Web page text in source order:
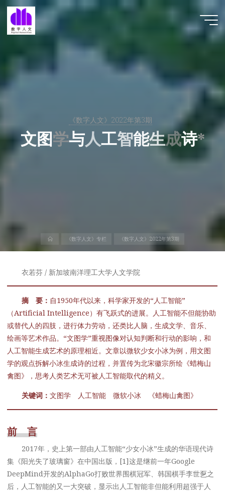
《数字人文》2022年第3期
文图学与人工智能生成诗*
《数字人文》专栏 《数字人文》2022年第3期
衣若芬 / 新加坡南洋理工大学人文学院
摘 要： 自1950年代以来，科学家开发的“人工智能”
（Artificial Intelligence）有飞跃式的进展。人工智能不但能协助
或替代人的四肢，进行体力劳动，还类比人脑，生成文学、音乐、
绘画等艺术作品。“文图学”重视图像对认知判断和行动的影响，和
人工智能生成艺术的原理相近。文章以微软少女小冰为例，用文图
学的观点拆解小冰生成诗的过程，并置传为北宋徽宗所绘《蜡梅山
禽图》，思考人类艺术无可被人工智能取代的精义。
关键词：文图学 人工智能 微软小冰 《蜡梅山禽图》
前 言
2017年，史上第一部由人工智能“少女小冰”生成的华语现代诗
集《阳光失了玻璃窗》在中国出版，[1]这是继前一年Google
DeepMind开发的AlphaGo打败世界围棋冠军、韩国棋手李世乭之
后，人工智能的又一大突破，显示出人工智能非但能利用超强于人